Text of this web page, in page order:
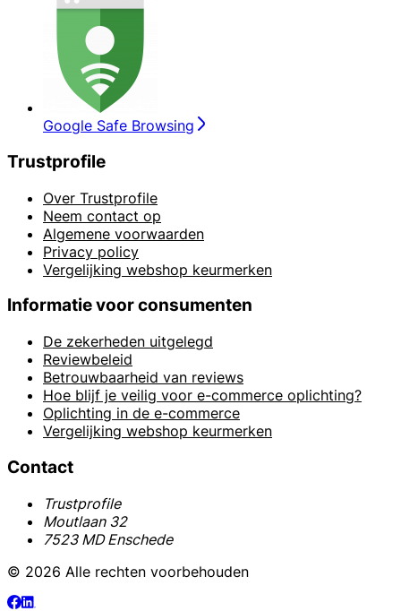
Google Safe Browsing
Trustprofile
Over Trustprofile
Neem contact op
Algemene voorwaarden
Privacy policy
Vergelijking webshop keurmerken
Informatie voor consumenten
De zekerheden uitgelegd
Reviewbeleid
Betrouwbaarheid van reviews
Hoe blijf je veilig voor e-commerce oplichting?
Oplichting in de e-commerce
Vergelijking webshop keurmerken
Contact
Trustprofile
Moutlaan 32
7523 MD Enschede
© 2026 Alle rechten voorbehouden